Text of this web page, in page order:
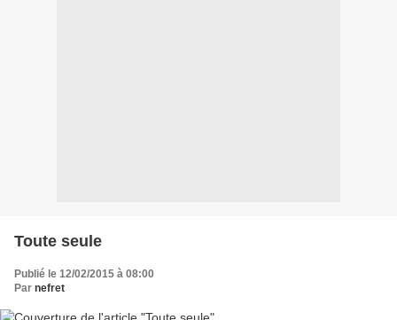
Toute seule
Publié le 12/02/2015 à 08:00
Par nefret